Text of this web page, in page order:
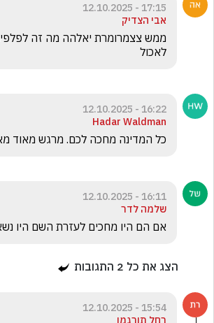
17:15 - 12.10.2025
אבי הצדיק
לאכול
16:22 - 12.10.2025
Hadar Waldman
כל המדינה מחכה לכם. מרגש מאוד
16:11 - 12.10.2025
שלמה לדר
אם הם היו מחכים לעזרת השם היו
הצג את כל 2 התגובות
15:54 - 12.10.2025
רחל תורגמן